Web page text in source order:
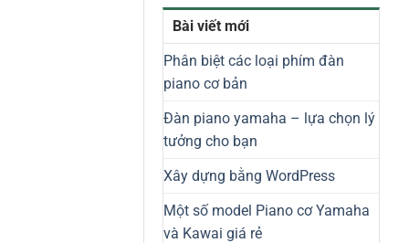
là:
10.230.000₫.
tại
7.990.000₫.
Bài viết mới
Phân biệt các loại phím đàn
piano cơ bản
Đàn piano yamaha – lựa chọn lý
tưởng cho bạn
Xây dựng bằng WordPress
Một số model Piano cơ Yamaha
và Kawai giá rẻ